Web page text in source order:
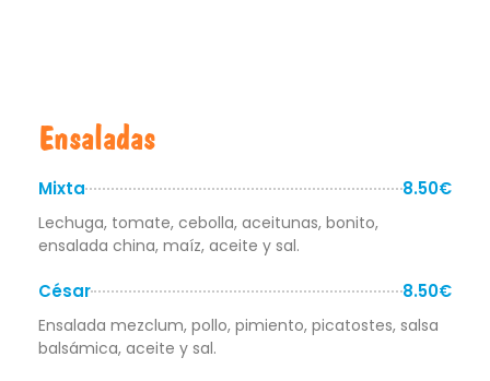
Ensaladas
Mixta 8.50€
Lechuga, tomate, cebolla, aceitunas, bonito,
ensalada china, maíz, aceite y sal.
César 8.50€
Ensalada mezclum, pollo, pimiento, picatostes, salsa
balsámica, aceite y sal.